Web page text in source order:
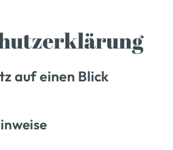
auf einen Blick